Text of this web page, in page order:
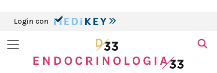
Login con